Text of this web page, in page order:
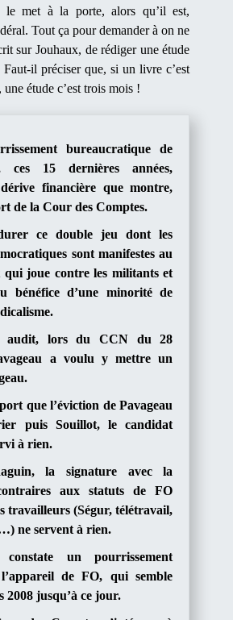
le met à la porte, alors qu’il est,
Tout ça pour demander à on ne
sur Jouhaux, de rédiger une étude
il préciser que, si un livre c’est
étude c’est trois mois !
bureaucratique de
ces 15 dernières années,
financière que montre,
de la Cour des Comptes.
ce double jeu dont les
sont manifestes au
qui joue contre les militants et
bénéfice d’une minorité de
audit, lors du CCN du 28
a voulu y mettre un
que l’éviction de Pavageau
puis Souillot, le candidat
à rien.
la signature avec la
aux statuts de FO
travailleurs (Ségur, télétravail,
ne servent à rien.
un pourrissement
de FO, qui semble
2008 jusqu’à ce jour.